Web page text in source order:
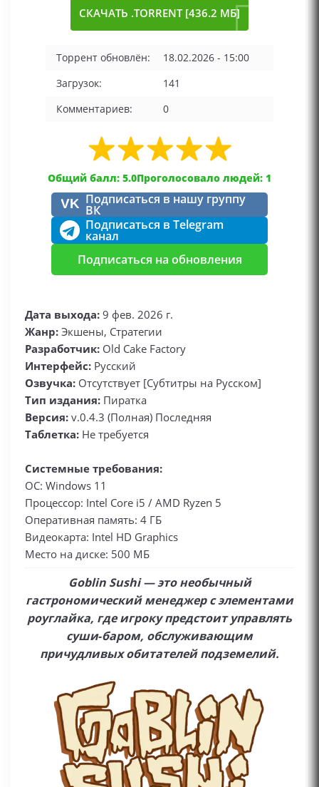
СКАЧАТЬ .TORRENT [436.2 МБ]
Торрент обновлён:
18.02.2026 - 15:00
Загрузок:
141
Комментариев:
0
Общий балл: 5.0Проголосовало людей: 1
VK Подписаться в нашу группу
ВК
Подписаться в Telegram
канал
Подписаться на обновления
Дата выхода: 9 фев. 2026 г.
Жанр: Экшены, Стратегии
Разработчик: Old Cake Factory
Интерфейс: Русский
Озвучка: Отсутствует [Субтитры на Русском]
Тип издания: Пиратка
Версия: v.0.4.3 (Полная) Последняя
Таблетка: Не требуется
Системные требования:
ОС: Windows 11
Процессор: Intel Core i5 / AMD Ryzen 5
Оперативная память: 4 ГБ
Видеокарта: Intel HD Graphics
Место на диске: 500 МБ
Goblin Sushi — это необычный
гастрономический менеджер с элементами
роуглайка, где игроку предстоит управлять
суши‑баром, обслуживающим
причудливых обитателей подземелий.